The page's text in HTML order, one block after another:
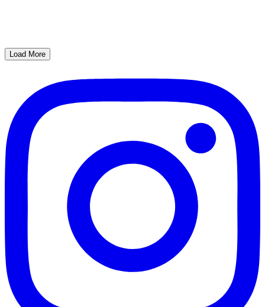
Load More